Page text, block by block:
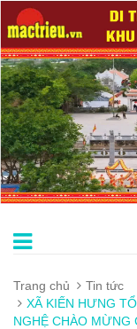
Trang chủ
Tin tức
XÃ KIẾN HƯNG
NGHỆ CHÀO MỪNG